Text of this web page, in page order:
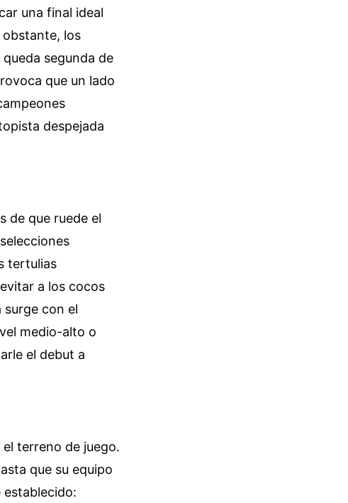
una final ideal
los
segunda de
que un lado
despejada
de que ruede el
tertulias
a los cocos
con el
medio-alto o
el debut a
terreno de juego.
que su equipo